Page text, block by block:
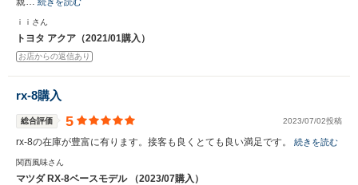
ｉｉさん
トヨタ アクア（2021/01購入）
お店からの返信あり
rx-8購入
総合評価 5 2023/07/02投稿
rx-8の在庫が豊富に有ります。接客も良くとても良い満足です。 続きを読む
関西風味さん
マツダ RX-8ベースモデル （2023/07購入）